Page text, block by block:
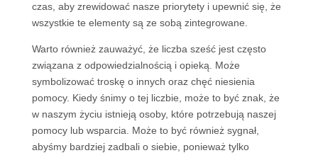
czas, aby zrewidować nasze priorytety i upewnić się, że
wszystkie te elementy są ze sobą zintegrowane.
Warto również zauważyć, że liczba sześć jest często
związana z odpowiedzialnością i opieką. Może
symbolizować troskę o innych oraz chęć niesienia
pomocy. Kiedy śnimy o tej liczbie, może to być znak, że
w naszym życiu istnieją osoby, które potrzebują naszej
pomocy lub wsparcia. Może to być również sygnał,
abyśmy bardziej zadbali o siebie, ponieważ tylko